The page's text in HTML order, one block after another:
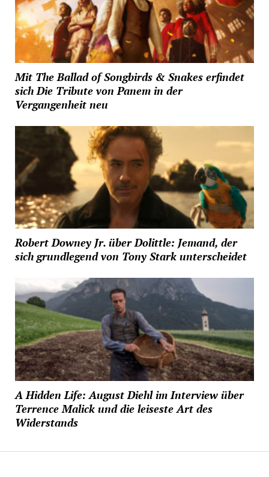
Mit The Ballad of Songbirds & Snakes erfindet
sich Die Tribute von Panem in der
Vergangenheit neu
Robert Downey Jr. über Dolittle: Jemand, der
sich grundlegend von Tony Stark unterscheidet
A Hidden Life: August Diehl im Interview über
Terrence Malick und die leiseste Art des
Widerstands